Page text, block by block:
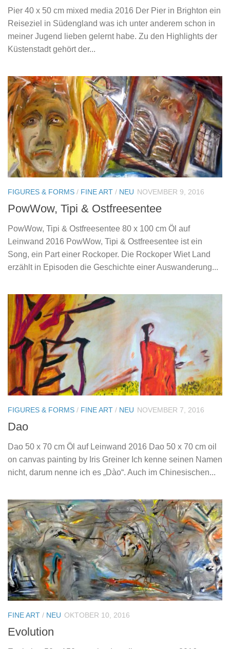
Pier 40 x 50 cm mixed media 2016 Der Pier in Brighton ein
Reiseziel in Südengland was ich unter anderem schon in
meiner Jugend lieben gelernt habe. Zu den Highlights der
Küstenstadt gehört der...
FIGURES & FORMS / FINE ART / NEU NOVEMBER 9, 2016
PowWow, Tipi & Ostfreesentee
PowWow, Tipi & Ostfreesentee 80 x 100 cm Öl auf
Leinwand 2016 PowWow, Tipi & Ostfreesentee ist ein
Song, ein Part einer Rockoper. Die Rockoper Wiet Land
erzählt in Episoden die Geschichte einer Auswanderung...
FIGURES & FORMS / FINE ART / NEU NOVEMBER 7, 2016
Dao
Dao 50 x 70 cm Öl auf Leinwand 2016 Dao 50 x 70 cm oil
on canvas painting by Iris Greiner Ich kenne seinen Namen
nicht, darum nenne ich es „Dào“. Auch im Chinesischen...
FINE ART / NEU OKTOBER 10, 2016
Evolution